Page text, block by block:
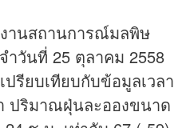
านสถานการณ์มลพิษ
วันที่ 25 ตุลาคม 2558
รียบเทียบกับข้อมูลเวลา
ปริมาณฝุ่นละอองขนาด